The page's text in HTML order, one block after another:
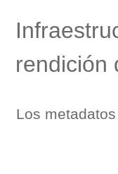
rendición
Los